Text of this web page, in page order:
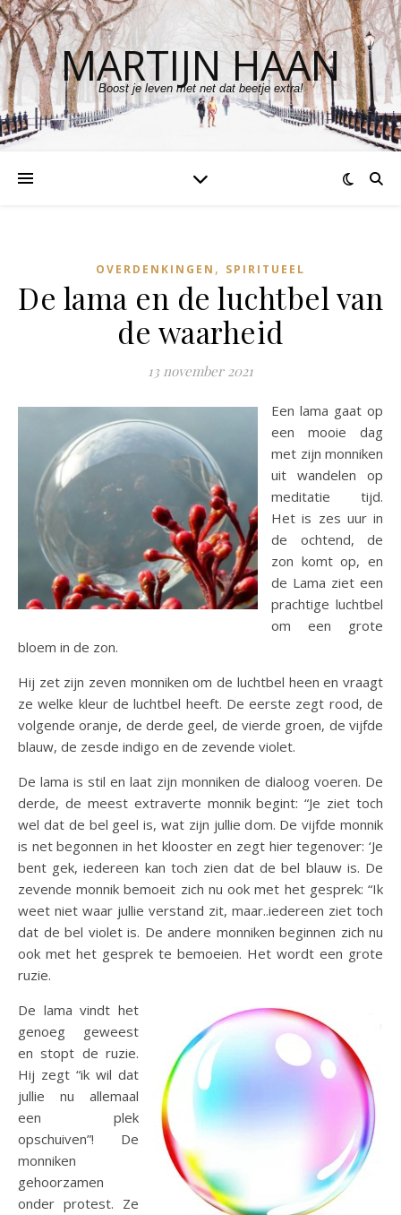
MARTIJN HAAN
Boost je leven met net dat beetje extra!
OVERDENKINGEN , SPIRITUEEL
De lama en de luchtbel van
de waarheid
13 november 2021
Een lama gaat op
een mooie dag
met zijn monniken
uit wandelen op
meditatie tijd.
Het is zes uur in
de ochtend, de
zon komt op, en
de Lama ziet een
prachtige luchtbel
om een grote
bloem in de zon.
Hij zet zijn zeven monniken om de luchtbel heen en vraagt
ze welke kleur de luchtbel heeft. De eerste zegt rood, de
volgende oranje, de derde geel, de vierde groen, de vijfde
blauw, de zesde indigo en de zevende violet.
De lama is stil en laat zijn monniken de dialoog voeren. De
derde, de meest extraverte monnik begint: “Je ziet toch
wel dat de bel geel is, wat zijn jullie dom. De vijfde monnik
is net begonnen in het klooster en zegt hier tegenover: ‘Je
bent gek, iedereen kan toch zien dat de bel blauw is. De
zevende monnik bemoeit zich nu ook met het gesprek: “Ik
weet niet waar jullie verstand zit, maar..iedereen ziet toch
dat de bel violet is. De andere monniken beginnen zich nu
ook met het gesprek te bemoeien. Het wordt een grote
ruzie.
De lama vindt het
genoeg geweest
en stopt de ruzie.
Hij zegt “ik wil dat
jullie nu allemaal
een plek
opschuiven”! De
monniken
gehoorzamen
onder protest. Ze